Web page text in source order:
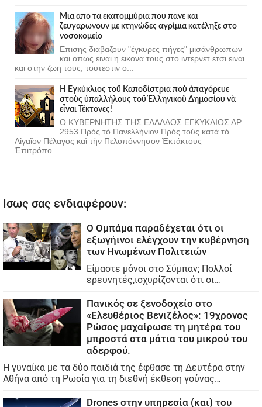
Μια απο τα εκατομμύρια που πανε και
ζευγαρωνουν με κτηνώδες αγρίμια κατέληξε στο
νοσοκομείο
Επισης διαβαζουν "έγκυρες πήγες" μισάνθρωπων
και οπως ειναι η εικονα τους στο ιντερνετ ετσι ειναι
και στην ζωη τους, τουτεστιν ο...
Ἡ Ἐγκύκλιος τοῦ Καποδίστρια ποὺ ἀπαγόρευε
στοὺς ὑπαλλήλους τοῦ Ἑλληνικοῦ Δημοσίου νὰ
εἶναι Τέκτονες!
Ο ΚΥΒΕΡΝΗΤΗΣ ΤΗΣ ΕΛΛΑΔΟΣ ΕΓΚΥΚΛΙΟΣ ΑΡ.
2953 Πρὸς τὸ Πανελλήνιον Πρὸς τοὺς κατὰ τὸ
Αἰγαῖον Πέλαγος καὶ τὴν Πελοπόννησον Ἐκτάκτους
Ἐπιτρόπο...